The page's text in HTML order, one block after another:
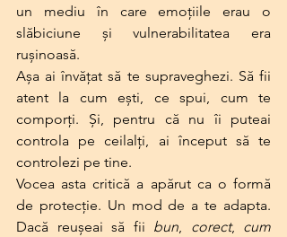
un mediu în care emoțiile erau o
slăbiciune și vulnerabilitatea era
rușinoasă.
Așa ai învățat să te supraveghezi. Să fii
atent la cum ești, ce spui, cum te
comporți. Și, pentru că nu îi puteai
controla pe ceilalți, ai început să te
controlezi pe tine.
Vocea asta critică a apărut ca o formă
de protecție. Un mod de a te adapta.
Dacă reușeai să fii bun, corect, cum